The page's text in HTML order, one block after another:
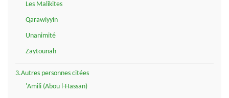
Les Malikites
Qarawiyyin
Unanimité
Zaytounah
3.Autres personnes citées
'Amili (Abou l-Hassan)